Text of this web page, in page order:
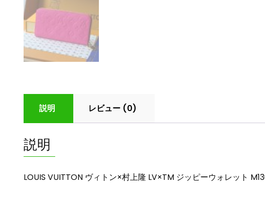
説明 レビュー (0)
説明
LOUIS VUITTON ヴィトン×村上隆 LV×TM ジッピーウォレット